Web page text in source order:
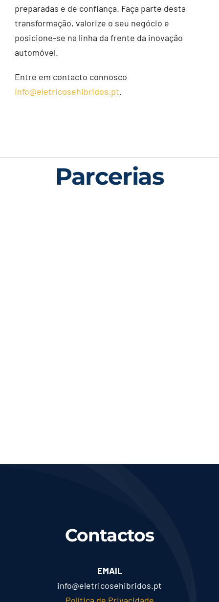
preparadas e de confiança. Faça parte desta
transformação, valorize o seu negócio e
posicione-se na linha da frente da inovação
automóvel.
Entre em contacto connosco
info@eletricosehibridos.pt.
Parcerias
Contactos
EMAIL
info@eletricosehibridos.pt